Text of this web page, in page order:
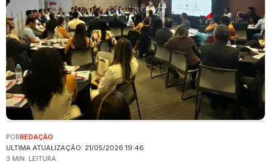
ULTIMA ATUALIZAÇÃO: 21/05/2026 19:46
PORREDAÇÃO
3 MIN. LEITURA